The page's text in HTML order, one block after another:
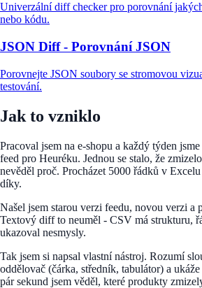
Univerzální diff checker pro porovnání
nebo kódu.
JSON Diff - Porovnání JSON
Porovnejte JSON soubory se stromovou
testování.
Jak to vzniklo
Pracoval jsem na e-shopu a každý týden
feed pro Heuréku. Jednou se stalo, že
nevěděl proč. Procházet 5000 řádků v
díky.
Našel jsem starou verzi feedu, novou verzi a
Textový diff to neuměl - CSV má strukturu,
ukazoval nesmysly.
Tak jsem si napsal vlastní nástroj. Rozumí
oddělovač (čárka, středník, tabulátor) a
pár sekund jsem věděl, které produkty